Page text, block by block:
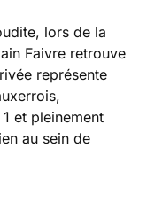
lors de la
Faivre retrouve
représente
et pleinement
au sein de